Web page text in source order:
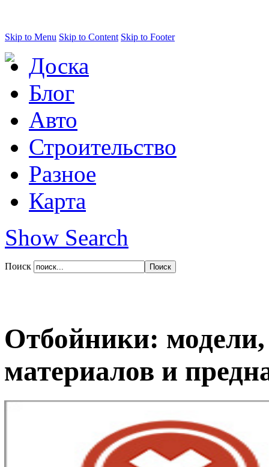
Skip to Menu Skip to Content Skip to Footer
Доска
Блог
Авто
Строительство
Разное
Карта
Show Search
Поиск
Отбойники:
материалов и